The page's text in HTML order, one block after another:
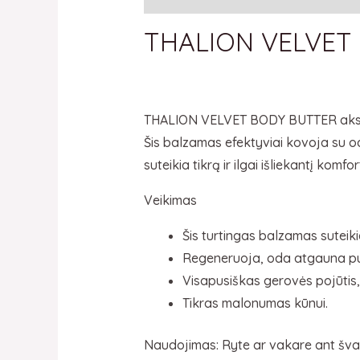
THALION
THALION VELVET BODY BUTTER
Šis balzamas efektyviai kovoja su
suteikia tikrą ir ilgai išliekantį
Veikimas
Šis turtingas balzamas
Regeneruoja, oda atgauna
Visapusiškas gerovės
Tikras malonumas kūnui.
Naudojimas: Ryte ar vakare ant